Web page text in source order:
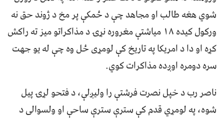
شوي هغه طالب او مجاهد چې د ځمکې پر مخ د ژوند حق نه
ورکول کیده ۱۸ میاشتې مغروره نړۍ د مذاکراتو میز ته راکش
کړه او دا د امریکا په تاریخ کې لومړی ځل وه چې له یو جهت
سره دومره اوږده مذاکرات کوي.
ناصر رب د خپل نصرت فرشتې را ولیږلې، د فتحو لړۍ پیل
شوه، په لومړي قدم کې سترې سترې ساحې او ولسوالی د